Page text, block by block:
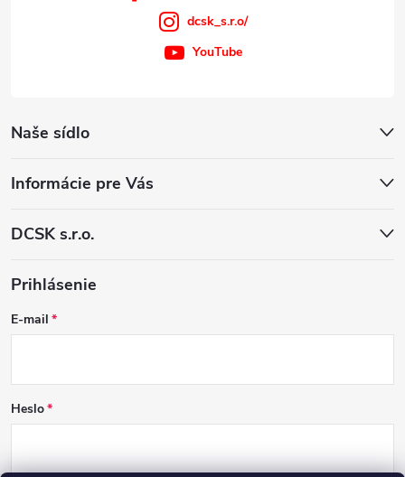
Naše sídlo
Informácie pre Vás
DCSK s.r.o.
dcsk_s.r.o/
YouTube
Prihlásenie
E-mail
Heslo